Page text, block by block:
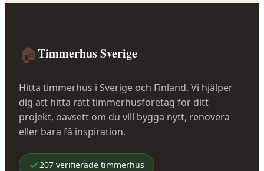
🏠Timmerhus Sverige
Hitta timmerhus i Sverige och Finland. Vi hjälper
dig att hitta rätt timmerhusföretag för ditt
projekt, oavsett om du vill bygga nytt, renovera
eller bara få inspiration.
207 verifierade timmerhus